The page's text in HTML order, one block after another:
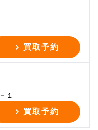
買取予約
１
買取予約